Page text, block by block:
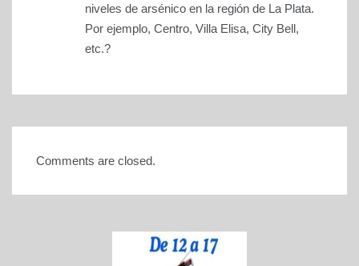
niveles de arsénico en la región de La Plata.
Por ejemplo, Centro, Villa Elisa, City Bell,
etc.?
Comments are closed.